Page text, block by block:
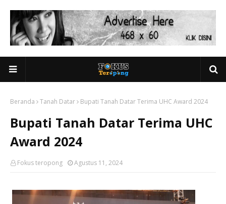
Beranda Tanah Datar Bupati Tanah Datar Terima UHC Award 2024
Bupati Tanah Datar Terima UHC
Award 2024
Fokus teropong Agustus 11, 2024